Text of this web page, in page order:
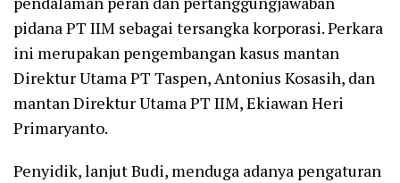
pidana PT IIM sebagai tersangka korporasi. Perkara
ini merupakan pengembangan kasus mantan
Direktur Utama PT Taspen, Antonius Kosasih, dan
mantan Direktur Utama PT IIM, Ekiawan Heri
Primaryanto.
Penyidik, lanjut Budi, menduga adanya pengaturan